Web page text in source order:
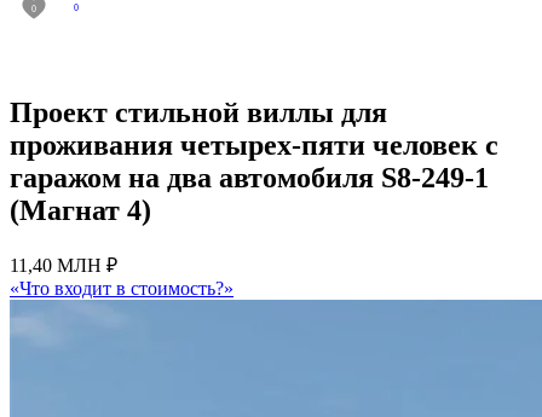
0 0
Проект стильной виллы для
проживания четырех-пяти человек с
гаражом на два автомобиля S8-249-1
(Магнат 4)
11,40 МЛН ₽
«Что входит в стоимость?»